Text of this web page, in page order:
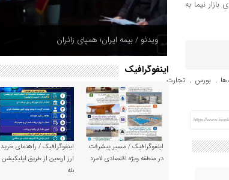
نیما به
, بورس , تجارت
https://
ویدئو / بیمه ایران؛ همپای زائران
اینفوگرافیک
اینفوگرافیک / مسیر پیشرفت
در منطقه ویژه اقتصادی لامرد
اینفوگرافیک / راهنمای خرید
ارز اربعین از طریق اپلیکیشن
بله